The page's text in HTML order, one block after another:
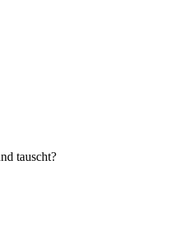
tauscht?